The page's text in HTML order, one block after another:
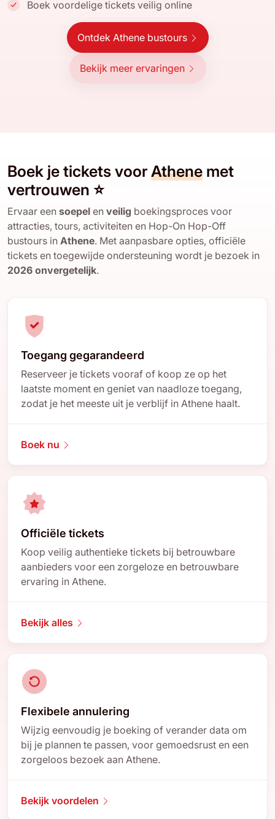
Boek voordelige tickets veilig online
Ontdek Athene bustours
Bekijk meer ervaringen
Boek je tickets voor Athene met
vertrouwen ⭐
Ervaar een soepel en veilig boekingsproces voor
attracties, tours, activiteiten en Hop-On Hop-Off
bustours in Athene. Met aanpasbare opties, officiële
tickets en toegewijde ondersteuning wordt je bezoek in
2026 onvergetelijk.
Toegang gegarandeerd
Reserveer je tickets vooraf of koop ze op het
laatste moment en geniet van naadloze toegang,
zodat je het meeste uit je verblijf in Athene haalt.
Boek nu
Officiële tickets
Koop veilig authentieke tickets bij betrouwbare
aanbieders voor een zorgeloze en betrouwbare
ervaring in Athene.
Bekijk alles
Flexibele annulering
Wijzig eenvoudig je boeking of verander data om
bij je plannen te passen, voor gemoedsrust en een
zorgeloos bezoek aan Athene.
Bekijk voordelen